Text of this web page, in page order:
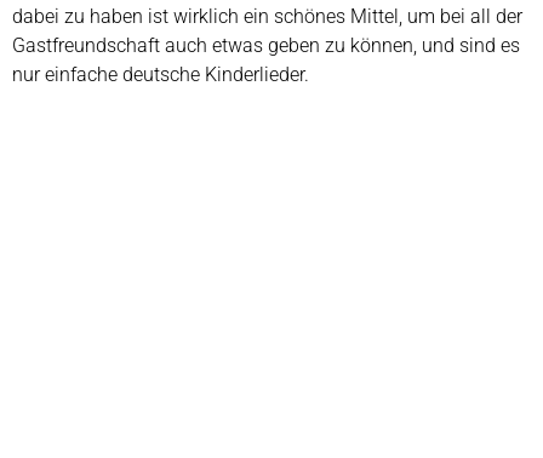
dabei zu haben ist wirklich ein schönes Mittel, um bei all der
Gastfreundschaft auch etwas geben zu können, und sind es
nur einfache deutsche Kinderlieder.